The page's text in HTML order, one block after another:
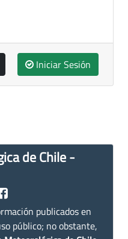
Iniciar Sesión
de Chile -
publicados en
público; no obstante,